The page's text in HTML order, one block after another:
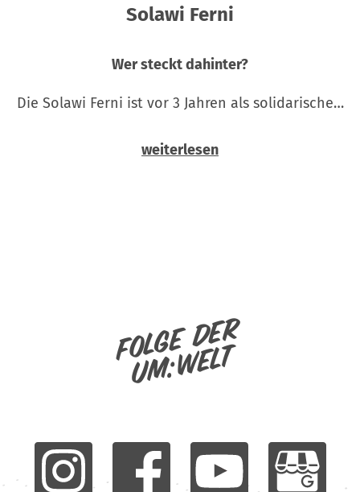
Solawi Ferni
Wer steckt dahinter?
Die Solawi Ferni ist vor 3 Jahren als solidarische…
weiterlesen
Folge der
um:welt